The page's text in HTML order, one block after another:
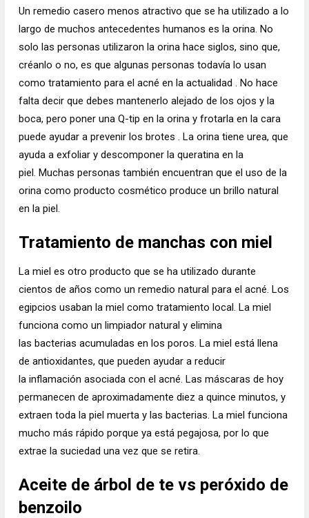
Un remedio casero menos atractivo que se ha utilizado a lo
largo de muchos antecedentes humanos es la orina. No
solo las personas utilizaron la orina hace siglos, sino que,
créanlo o no, es que algunas personas todavía lo usan
como tratamiento para el acné en la actualidad . No hace
falta decir que debes mantenerlo alejado de los ojos y la
boca, pero poner una Q-tip en la orina y frotarla en la cara
puede ayudar a prevenir los brotes . La orina tiene urea, que
ayuda a exfoliar y descomponer la queratina en la
piel. Muchas personas también encuentran que el uso de la
orina como producto cosmético produce un brillo natural
en la piel.
Tratamiento de manchas con miel
La miel es otro producto que se ha utilizado durante
cientos de años como un remedio natural para el acné. Los
egipcios usaban la miel como tratamiento local. La miel
funciona como un limpiador natural y elimina
las bacterias acumuladas en los poros. La miel está llena
de antioxidantes, que pueden ayudar a reducir
la inflamación asociada con el acné. Las máscaras de hoy
permanecen de aproximadamente diez a quince minutos, y
extraen toda la piel muerta y las bacterias. La miel funciona
mucho más rápido porque ya está pegajosa, por lo que
extrae la suciedad una vez que se retira.
Aceite de árbol de te vs peróxido de
benzoilo